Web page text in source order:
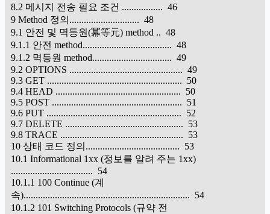
8.2 메시지 전송 필요 조건 ................. 46
9 Method 정의............................. 48
9.1 안전 및 멱등원(冪等元) method .. 48
9.1.1 안전 method..................................... 48
9.1.2 멱등원 method................................. 49
9.2 OPTIONS ............................................... 49
9.3 GET ........................................................ 50
9.4 HEAD .................................................... 50
9.5 POST ...................................................... 51
9.6 PUT ........................................................ 52
9.7 DELETE ................................................. 53
9.8 TRACE ................................................... 53
10 상태 코드 정의....................................... 53
10.1 Informational 1xx (정보를 알려 주는 1xx)
.................................. 54
10.1.1 100 Continue (계
속)..................................................................... 54
10.1.2 101 Switching Protocols (규약 전